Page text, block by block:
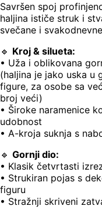
Savršen spoj
haljina ističe struk i
svečane i
🔹 Kroj & silueta:
• Uža i oblikovana
(haljina je jako uska u
figure, za osobe sa
broj veći)
• Široke naramenice
udobnost
• A-kroja suknja s
🔹 Gornji dio:
• Klasik četvrtasti
• Strukiran pojas s
figuru
• Stražnji skriveni